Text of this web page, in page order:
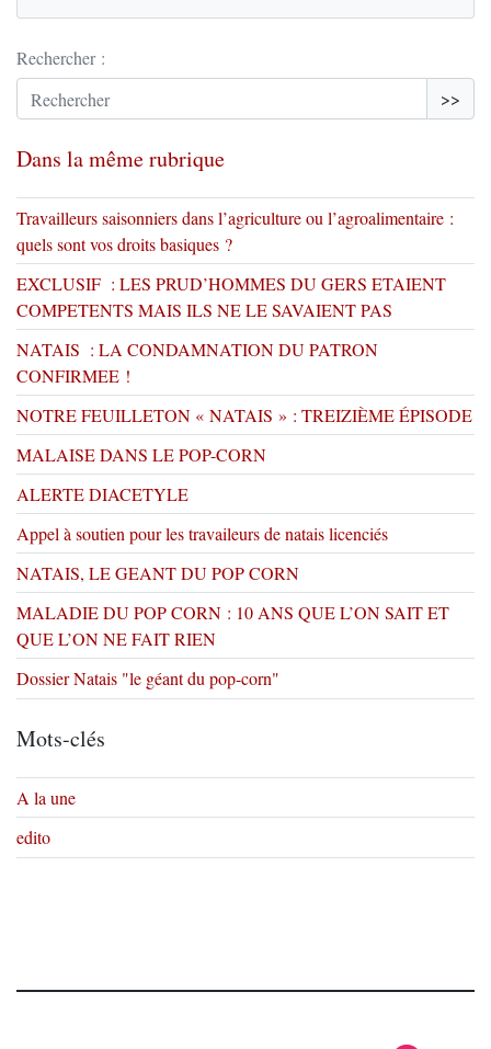
Rechercher :
>>
Dans la même rubrique
Travailleurs saisonniers dans l’agriculture ou l’agroalimentaire :
quels sont vos droits basiques ?
EXCLUSIF : LES PRUD’HOMMES DU GERS ETAIENT
COMPETENTS MAIS ILS NE LE SAVAIENT PAS
NATAIS : LA CONDAMNATION DU PATRON
CONFIRMEE !
NOTRE FEUILLETON « NATAIS » : TREIZIÈME ÉPISODE
MALAISE DANS LE POP-CORN
ALERTE DIACETYLE
Appel à soutien pour les travaileurs de natais licenciés
NATAIS, LE GEANT DU POP CORN
MALADIE DU POP CORN : 10 ANS QUE L’ON SAIT ET
QUE L’ON NE FAIT RIEN
Dossier Natais "le géant du pop-corn"
Mots-clés
A la une
edito